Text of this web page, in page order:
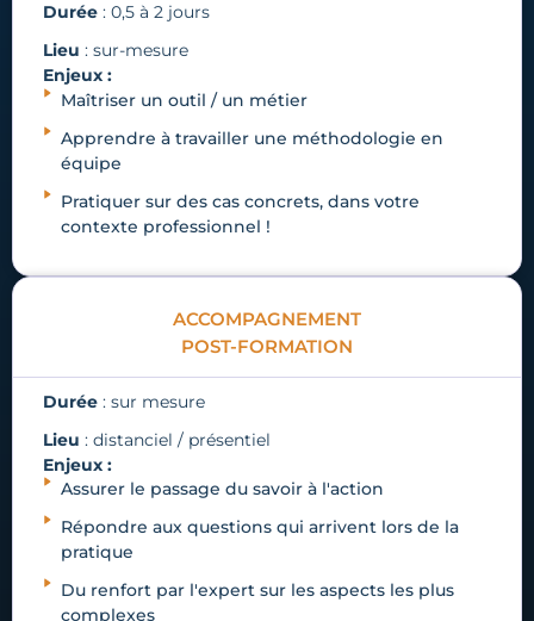
Durée : 0,5 à 2 jours
Lieu : sur-mesure
Enjeux :
Maîtriser un outil / un métier
Apprendre à travailler une méthodologie en
équipe
Pratiquer sur des cas concrets, dans votre
contexte professionnel !
ACCOMPAGNEMENT
POST-FORMATION
Durée : sur mesure
Lieu : distanciel / présentiel
Enjeux :
Assurer le passage du savoir à l'action
Répondre aux questions qui arrivent lors de la
pratique
Du renfort par l'expert sur les aspects les plus
complexes